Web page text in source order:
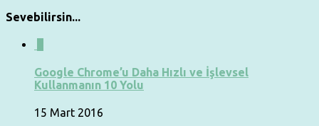
Sevebilirsin...
Google Chrome’u Daha Hızlı ve İşlevsel
Kullanmanın 10 Yolu
15 Mart 2016